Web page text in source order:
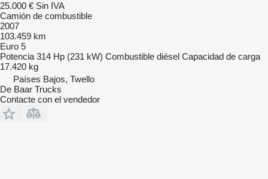
25.000 € Sin IVA
Camión de combustible
2007
103.459 km
Euro 5
Potencia 314 Hp (231 kW) Combustible diésel Capacidad de carga
17.420 kg
Países Bajos, Twello
De Baar Trucks
Contacte con el vendedor